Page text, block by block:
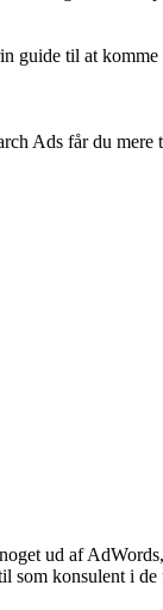
guide til at
Ads får du
ud af
som konsulent i